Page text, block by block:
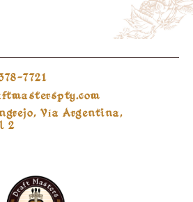
7721
Vía Argentina,
2